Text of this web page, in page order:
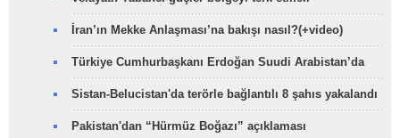
İran’ın Mekke Anlaşması’na bakışı nasıl?(+video)
Türkiye Cumhurbaşkanı Erdoğan Suudi Arabistan’da
Sistan-Belucistan'da terörle bağlantılı 8 şahıs yakalandı
Pakistan'dan “Hürmüz Boğazı” açıklaması